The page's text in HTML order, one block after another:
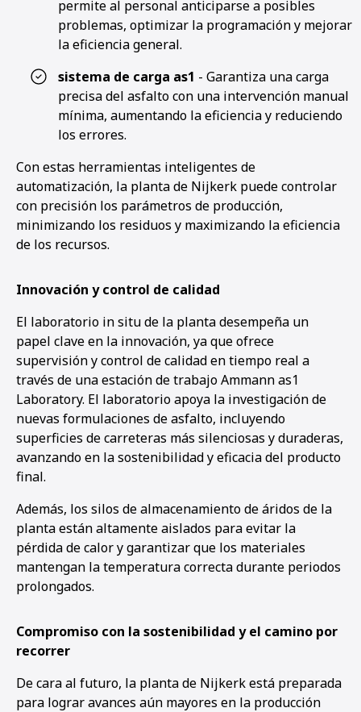
permite al personal anticiparse a posibles
problemas, optimizar la programación y mejorar
la eficiencia general.
sistema de carga as1 - Garantiza una carga
precisa del asfalto con una intervención manual
mínima, aumentando la eficiencia y reduciendo
los errores.
Con estas herramientas inteligentes de
automatización, la planta de Nijkerk puede controlar
con precisión los parámetros de producción,
minimizando los residuos y maximizando la eficiencia
de los recursos.
Innovación y control de calidad
El laboratorio in situ de la planta desempeña un
papel clave en la innovación, ya que ofrece
supervisión y control de calidad en tiempo real a
través de una estación de trabajo Ammann as1
Laboratory. El laboratorio apoya la investigación de
nuevas formulaciones de asfalto, incluyendo
superficies de carreteras más silenciosas y duraderas,
avanzando en la sostenibilidad y eficacia del producto
final.
Además, los silos de almacenamiento de áridos de la
planta están altamente aislados para evitar la
pérdida de calor y garantizar que los materiales
mantengan la temperatura correcta durante periodos
prolongados.
Compromiso con la sostenibilidad y el camino por
recorrer
De cara al futuro, la planta de Nijkerk está preparada
para lograr avances aún mayores en la producción